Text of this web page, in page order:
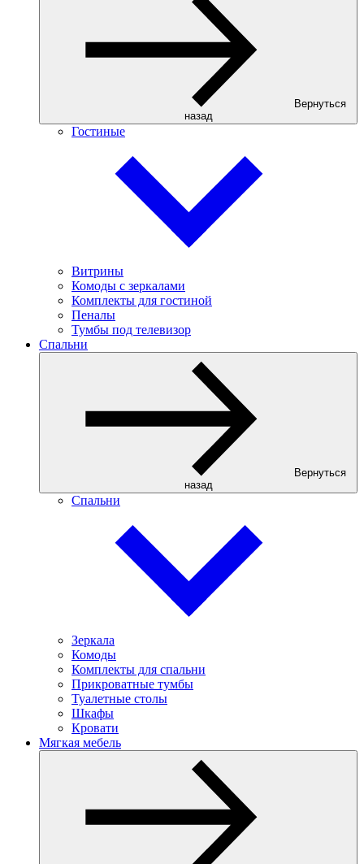
Вернуться
назад
Гостиные
Витрины
Комоды с зеркалами
Комплекты для гостиной
Пеналы
Тумбы под телевизор
Спальни
Вернуться
назад
Спальни
Зеркала
Комоды
Комплекты для спальни
Прикроватные тумбы
Туалетные столы
Шкафы
Кровати
Мягкая мебель